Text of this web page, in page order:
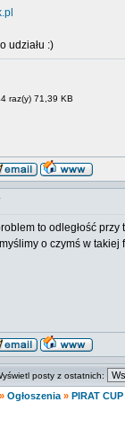
udziału :)
raz(y) 71,39 KB
to odległość
o czymś w
posty z ostatnich:
» Ogłoszenia » PIRAT CUP